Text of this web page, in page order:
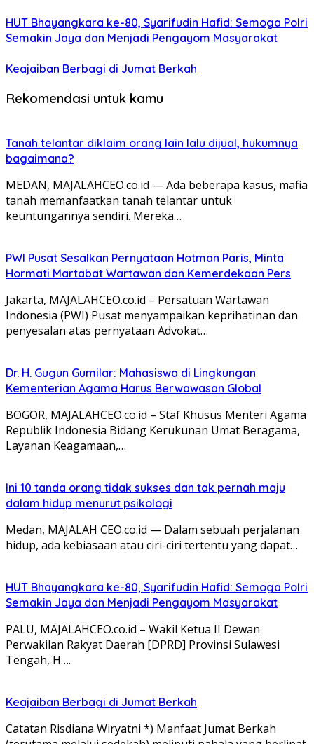
HUT Bhayangkara ke-80, Syarifudin Hafid: Semoga Polri
Semakin Jaya dan Menjadi Pengayom Masyarakat
Keajaiban Berbagi di Jumat Berkah
Rekomendasi untuk kamu
Tanah telantar diklaim orang lain lalu dijual, hukumnya
bagaimana?
MEDAN, MAJALAHCEO.co.id — Ada beberapa kasus, mafia
tanah memanfaatkan tanah telantar untuk
keuntungannya sendiri. Mereka…
PWI Pusat Sesalkan Pernyataan Hotman Paris, Minta
Hormati Martabat Wartawan dan Kemerdekaan Pers
Jakarta, MAJALAHCEO.co.id – Persatuan Wartawan
Indonesia (PWI) Pusat menyampaikan keprihatinan dan
penyesalan atas pernyataan Advokat…
Dr. H. Gugun Gumilar: Mahasiswa di Lingkungan
Kementerian Agama Harus Berwawasan Global
BOGOR, MAJALAHCEO.co.id – Staf Khusus Menteri Agama
Republik Indonesia Bidang Kerukunan Umat Beragama,
Layanan Keagamaan,…
Ini 10 tanda orang tidak sukses dan tak pernah maju
dalam hidup menurut psikologi
Medan, MAJALAH CEO.co.id — Dalam sebuah perjalanan
hidup, ada kebiasaan atau ciri-ciri tertentu yang dapat…
HUT Bhayangkara ke-80, Syarifudin Hafid: Semoga Polri
Semakin Jaya dan Menjadi Pengayom Masyarakat
PALU, MAJALAHCEO.co.id – Wakil Ketua II Dewan
Perwakilan Rakyat Daerah [DPRD] Provinsi Sulawesi
Tengah, H….
Keajaiban Berbagi di Jumat Berkah
Catatan Risdiana Wiryatni *) Manfaat Jumat Berkah